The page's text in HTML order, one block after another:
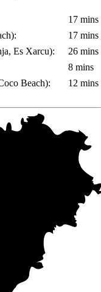
17 mins
:
17 mins
Es Xarcu):
26 mins
8 mins
Beach):
12 mins